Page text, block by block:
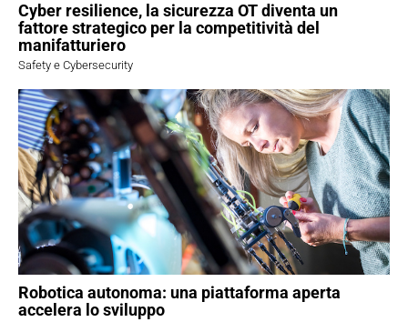
Cyber resilience, la sicurezza OT diventa un
fattore strategico per la competitività del
manifatturiero
Safety e Cybersecurity
Robotica autonoma: una piattaforma aperta
accelera lo sviluppo